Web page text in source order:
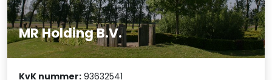
MR Holding B.V.
KvK nummer: 93632541